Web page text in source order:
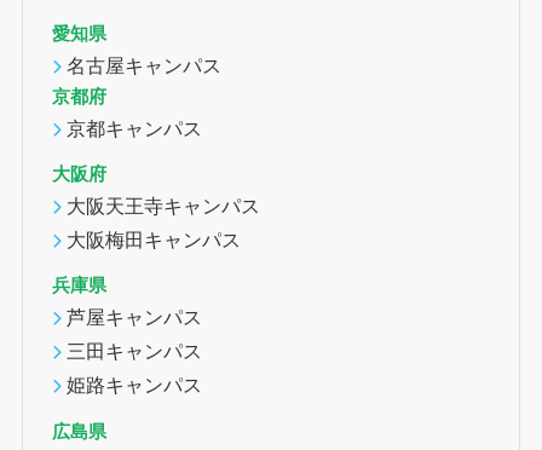
愛知県
名古屋キャンパス
京都府
京都キャンパス
大阪府
大阪天王寺キャンパス
大阪梅田キャンパス
兵庫県
芦屋キャンパス
三田キャンパス
姫路キャンパス
広島県